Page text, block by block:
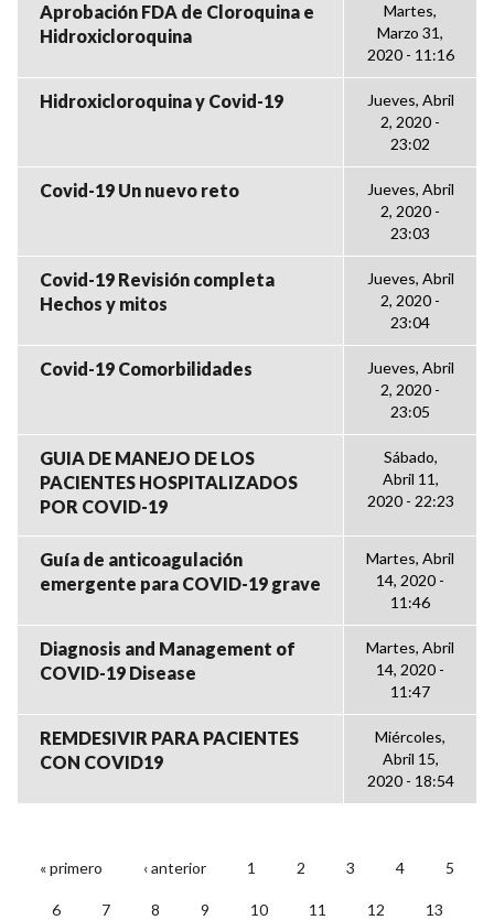
Aprobación FDA de Cloroquina e
Hidroxicloroquina
Martes,
Marzo 31,
2020 - 11:16
Hidroxicloroquina y Covid-19
Jueves, Abril
2, 2020 -
23:02
Covid-19 Un nuevo reto
Jueves, Abril
2, 2020 -
23:03
Covid-19 Revisión completa
Hechos y mitos
Jueves, Abril
2, 2020 -
23:04
Covid-19 Comorbilidades
Jueves, Abril
2, 2020 -
23:05
GUIA DE MANEJO DE LOS
PACIENTES HOSPITALIZADOS
POR COVID-19
Sábado,
Abril 11,
2020 - 22:23
Guía de anticoagulación
emergente para COVID-19 grave
Martes, Abril
14, 2020 -
11:46
Diagnosis and Management of
COVID-19 Disease
Martes, Abril
14, 2020 -
11:47
REMDESIVIR PARA PACIENTES
CON COVID19
Miércoles,
Abril 15,
2020 - 18:54
PÁGINAS
« primero ‹ anterior 1 2 3 4 5
6 7 8 9 10 11 12 13